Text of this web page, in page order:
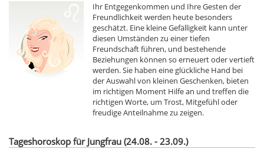
Ihr Entgegenkommen und Ihre Gesten der
Freundlichkeit werden heute besonders
geschätzt. Eine kleine Gefälligkeit kann unter
diesen Umständen zu einer tiefen
Freundschaft führen, und bestehende
Beziehungen können so erneuert oder vertieft
werden. Sie haben eine glückliche Hand bei
der Auswahl von kleinen Geschenken, bieten
im richtigen Moment Hilfe an und treffen die
richtigen Worte, um Trost, Mitgefühl oder
freudige Anteilnahme zu zeigen.
Tageshoroskop für Jungfrau (24.08. - 23.09.)